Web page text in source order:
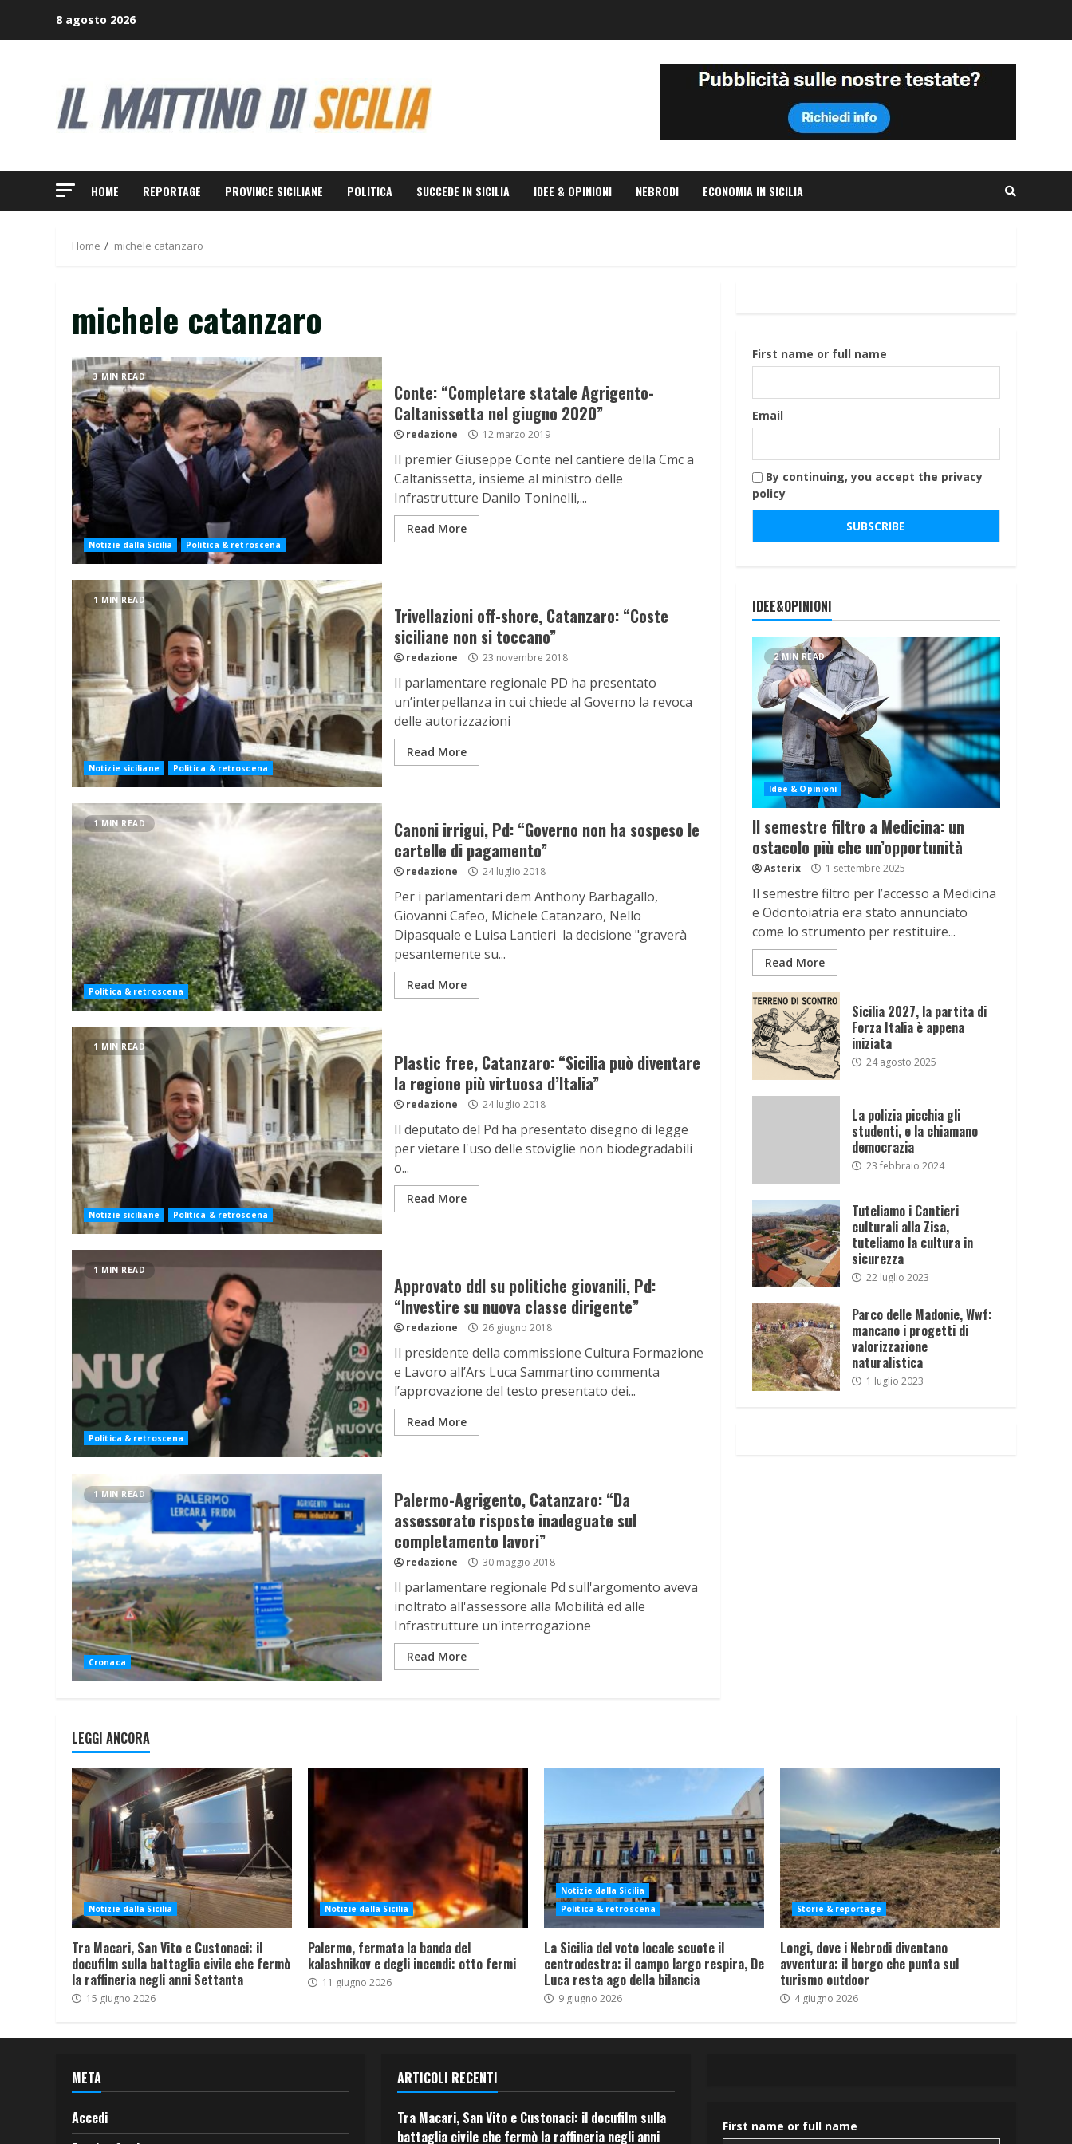
8 agosto 2026
HOME REPORTAGE PROVINCE SICILIANE POLITICA SUCCEDE IN SICILIA IDEE & OPINIONI NEBRODI ECONOMIA IN SICILIA
Home michele catanzaro
michele catanzaro
3 MIN READ
Notizie dalla Sicilia Politica & retroscena
Conte: “Completare statale Agrigento-
Caltanissetta nel giugno 2020”
redazione 12 marzo 2019
Il premier Giuseppe Conte nel cantiere della Cmc a
Caltanissetta, insieme al ministro delle
Infrastrutture Danilo Toninelli,...
Read More
1 MIN READ
Notizie siciliane Politica & retroscena
Trivellazioni off-shore, Catanzaro: “Coste
siciliane non si toccano”
redazione 23 novembre 2018
Il parlamentare regionale PD ha presentato
un’interpellanza in cui chiede al Governo la revoca
delle autorizzazioni
Read More
1 MIN READ
Politica & retroscena
Canoni irrigui, Pd: “Governo non ha sospeso le
cartelle di pagamento”
redazione 24 luglio 2018
Per i parlamentari dem Anthony Barbagallo,
Giovanni Cafeo, Michele Catanzaro, Nello
Dipasquale e Luisa Lantieri la decisione "graverà
pesantemente su...
Read More
1 MIN READ
Notizie siciliane Politica & retroscena
Plastic free, Catanzaro: “Sicilia può diventare
la regione più virtuosa d’Italia”
redazione 24 luglio 2018
Il deputato del Pd ha presentato disegno di legge
per vietare l'uso delle stoviglie non biodegradabili
o...
Read More
1 MIN READ
Politica & retroscena
Approvato ddl su politiche giovanili, Pd:
“Investire su nuova classe dirigente”
redazione 26 giugno 2018
Il presidente della commissione Cultura Formazione
e Lavoro all’Ars Luca Sammartino commenta
l’approvazione del testo presentato dei...
Read More
1 MIN READ
Cronaca
Palermo-Agrigento, Catanzaro: “Da
assessorato risposte inadeguate sul
completamento lavori”
redazione 30 maggio 2018
Il parlamentare regionale Pd sull'argomento aveva
inoltrato all'assessore alla Mobilità ed alle
Infrastrutture un'interrogazione
Read More
First name or full name
Email
By continuing, you accept the privacy
policy
IDEE&OPINIONI
2 MIN READ
Idee & Opinioni
Il semestre filtro a Medicina: un
ostacolo più che un’opportunità
Asterix 1 settembre 2025
Il semestre filtro per l’accesso a Medicina
e Odontoiatria era stato annunciato
come lo strumento per restituire...
Read More
Sicilia 2027, la partita di
Forza Italia è appena
iniziata
24 agosto 2025
La polizia picchia gli
studenti, e la chiamano
democrazia
23 febbraio 2024
Tuteliamo i Cantieri
culturali alla Zisa,
tuteliamo la cultura in
sicurezza
22 luglio 2023
Parco delle Madonie, Wwf:
mancano i progetti di
valorizzazione
naturalistica
1 luglio 2023
LEGGI ANCORA
Notizie dalla Sicilia
Tra Macari, San Vito e Custonaci: il
docufilm sulla battaglia civile che fermò
la raffineria negli anni Settanta
15 giugno 2026
Notizie dalla Sicilia
Palermo, fermata la banda del
kalashnikov e degli incendi: otto fermi
11 giugno 2026
Notizie dalla Sicilia
Politica & retroscena
La Sicilia del voto locale scuote il
centrodestra: il campo largo respira, De
Luca resta ago della bilancia
9 giugno 2026
Storie & reportage
Longi, dove i Nebrodi diventano
avventura: il borgo che punta sul
turismo outdoor
4 giugno 2026
META
Accedi
ARTICOLI RECENTI
Tra Macari, San Vito e Custonaci: il docufilm sulla
battaglia civile che fermò la raffineria negli anni
First name or full name